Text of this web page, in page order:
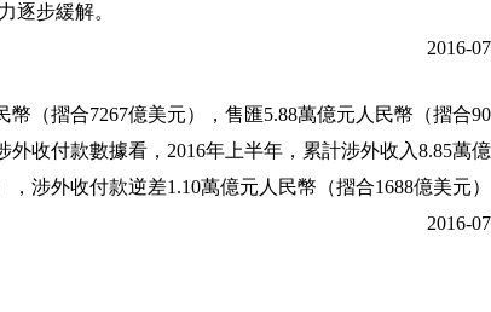
逐步緩解。
2016-
幣（摺合7267億美元），售匯5.88萬億元人民幣（摺合
外收付款數據看， 2016年上半年，累計涉外收入8.85萬
，涉外收付款逆差1.10萬億元人民幣（摺合1688億美元）
2016-